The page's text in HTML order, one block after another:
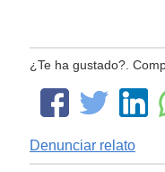
¿Te ha gustado?.
Denunciar relato